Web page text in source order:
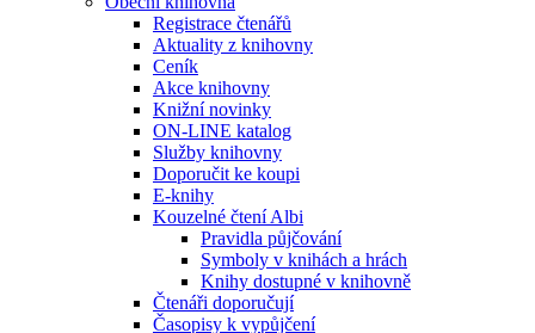
Registrace čtenářů
Aktuality z knihovny
Ceník
Akce knihovny
Knižní novinky
ON-LINE katalog
Služby knihovny
Doporučit ke koupi
E-knihy
Kouzelné čtení Albi
Pravidla půjčování
Symboly v knihách a hrách
Knihy dostupné v knihovně
Čtenáři doporučují
Časopisy k vypůjčení